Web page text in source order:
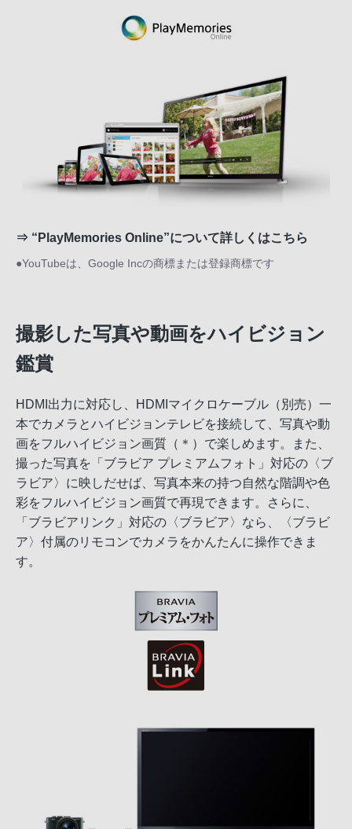
⇒ “PlayMemories Online”について詳しくはこちら
●YouTubeは、Google Incの商標または登録商標です
撮影した写真や動画をハイビジョン
鑑賞
HDMI出力に対応し、HDMIマイクロケーブル（別売）一
本でカメラとハイビジョンテレビを接続して、写真や動
画をフルハイビジョン画質（＊）で楽しめます。また、
撮った写真を「ブラビア プレミアムフォト」対応の〈ブ
ラビア〉に映しだせば、写真本来の持つ自然な階調や色
彩をフルハイビジョン画質で再現できます。さらに、
「ブラビアリンク」対応の〈ブラビア〉なら、〈ブラビ
ア〉付属のリモコンでカメラをかんたんに操作できま
す。